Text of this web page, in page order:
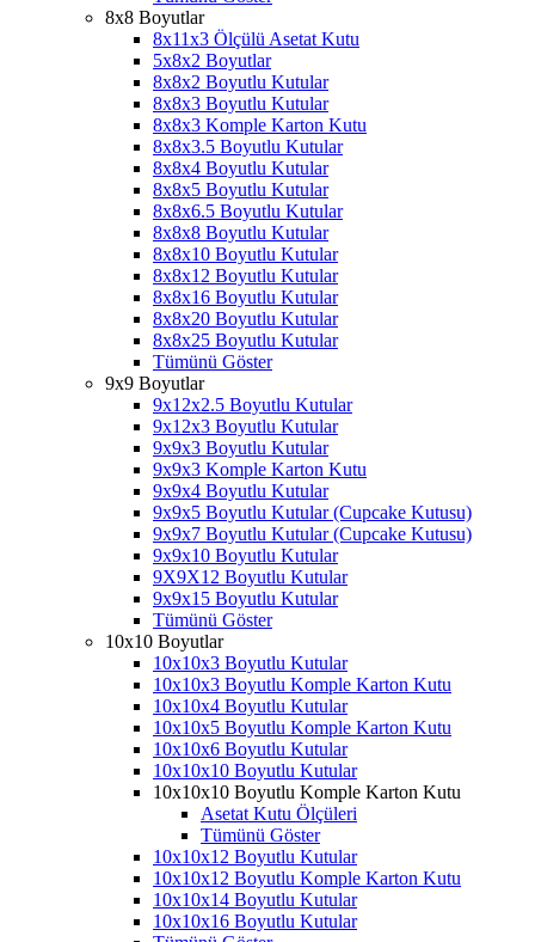
8x8 Boyutlar
8x11x3 Ölçülü Asetat Kutu
5x8x2 Boyutlar
8x8x2 Boyutlu Kutular
8x8x3 Boyutlu Kutular
8x8x3 Komple Karton Kutu
8x8x3.5 Boyutlu Kutular
8x8x4 Boyutlu Kutular
8x8x5 Boyutlu Kutular
8x8x6.5 Boyutlu Kutular
8x8x8 Boyutlu Kutular
8x8x10 Boyutlu Kutular
8x8x12 Boyutlu Kutular
8x8x16 Boyutlu Kutular
8x8x20 Boyutlu Kutular
8x8x25 Boyutlu Kutular
Tümünü Göster
9x9 Boyutlar
9x12x2.5 Boyutlu Kutular
9x12x3 Boyutlu Kutular
9x9x3 Boyutlu Kutular
9x9x3 Komple Karton Kutu
9x9x4 Boyutlu Kutular
9x9x5 Boyutlu Kutular (Cupcake Kutusu)
9x9x7 Boyutlu Kutular (Cupcake Kutusu)
9x9x10 Boyutlu Kutular
9X9X12 Boyutlu Kutular
9x9x15 Boyutlu Kutular
Tümünü Göster
10x10 Boyutlar
10x10x3 Boyutlu Kutular
10x10x3 Boyutlu Komple Karton Kutu
10x10x4 Boyutlu Kutular
10x10x5 Boyutlu Komple Karton Kutu
10x10x6 Boyutlu Kutular
10x10x10 Boyutlu Kutular
10x10x10 Boyutlu Komple Karton Kutu
Asetat Kutu Ölçüleri
Tümünü Göster
10x10x12 Boyutlu Kutular
10x10x12 Boyutlu Komple Karton Kutu
10x10x14 Boyutlu Kutular
10x10x16 Boyutlu Kutular